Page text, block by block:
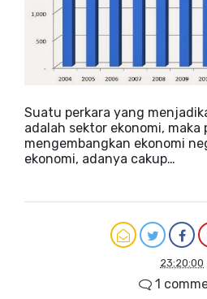
Suatu perkara yang
adalah sektor ekonomi,
mengembangkan ekonomi
ekonomi, adanya cakup…
23:20:00
1